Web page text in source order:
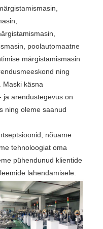
poolautomaatne
märgistamismasin
ning
Maski käsna
ja arendustegevus on
ning oleme saanud
nõuame
tehnoloogiat oma
pühendunud klientide
lahendamisele.